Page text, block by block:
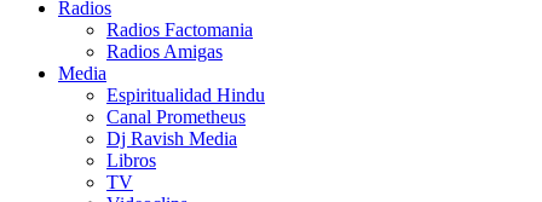
Radios
Radios Factomania
Radios Amigas
Media
Espiritualidad Hindu
Canal Prometheus
Dj Ravish Media
Libros
TV